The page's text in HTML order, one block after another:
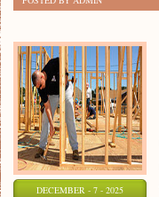
DECEMBER - 7 - 2025